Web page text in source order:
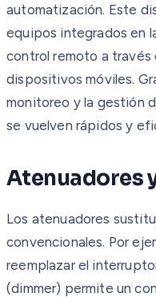
automatización. Este
equipos integrados en
control remoto a través
dispositivos móviles.
monitoreo y la gestión
se vuelven rápidos y
Atenuadores
Los atenuadores
convencionales. Por
reemplazar el
(dimmer) permite un